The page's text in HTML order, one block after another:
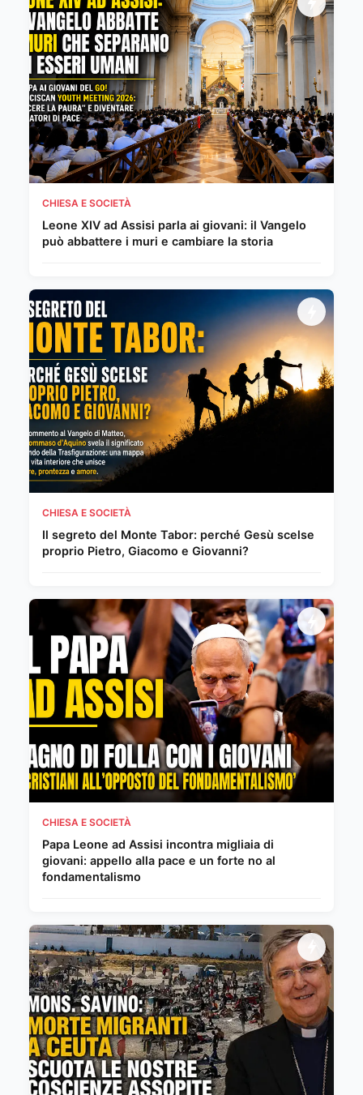
CHIESA E SOCIETÀ
Leone XIV ad Assisi parla ai giovani: il Vangelo
può abbattere i muri e cambiare la storia
CHIESA E SOCIETÀ
Il segreto del Monte Tabor: perché Gesù scelse
proprio Pietro, Giacomo e Giovanni?
CHIESA E SOCIETÀ
Papa Leone ad Assisi incontra migliaia di
giovani: appello alla pace e un forte no al
fondamentalismo